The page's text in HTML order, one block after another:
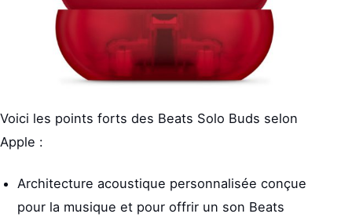
Voici les points forts des Beats Solo Buds selon
Apple :
Architecture acoustique personnalisée conçue
pour la musique et pour offrir un son Beats